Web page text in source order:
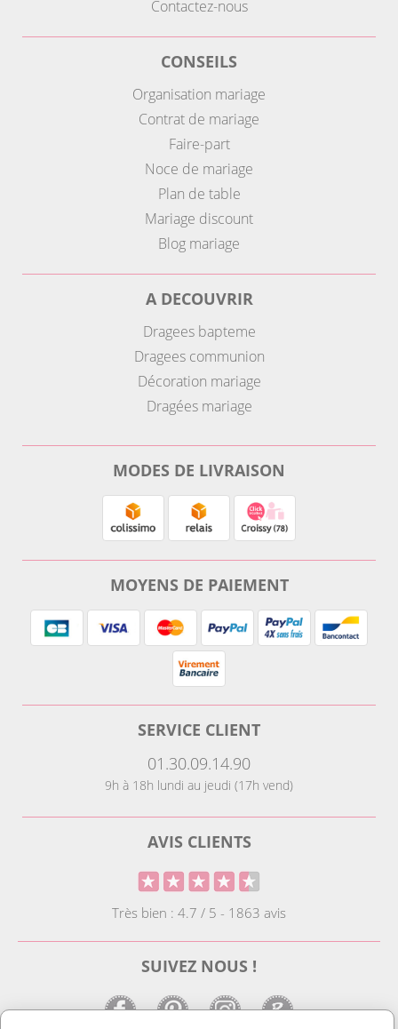
Contactez-nous
CONSEILS
Organisation mariage
Contrat de mariage
Faire-part
Noce de mariage
Plan de table
Mariage discount
Blog mariage
A DECOUVRIR
Dragees bapteme
Dragees communion
Décoration mariage
Dragées mariage
MODES DE LIVRAISON
MOYENS DE PAIEMENT
SERVICE CLIENT
01.30.09.14.90
9h à 18h lundi au jeudi (17h vend)
AVIS CLIENTS
Très bien : 4.7 / 5 - 1863 avis
SUIVEZ NOUS !